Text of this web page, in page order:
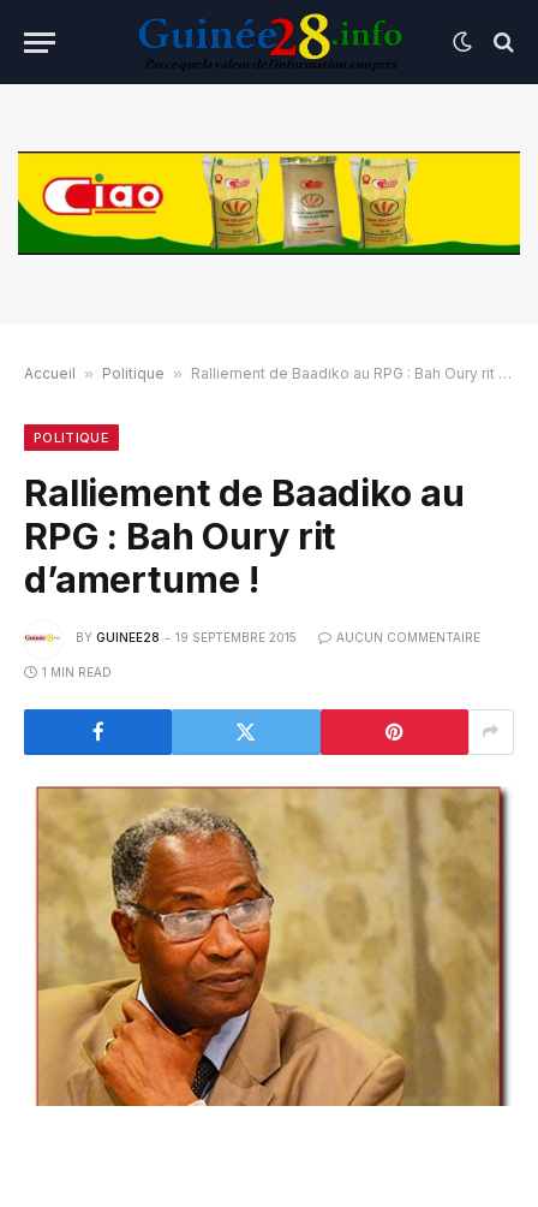
Accueil » Politique » Ralliement de Baadiko au RPG : Bah Oury rit d’amertume !
POLITIQUE
Ralliement de Baadiko au
RPG : Bah Oury rit
d’amertume !
BY GUINEE28 19 SEPTEMBRE 2015 AUCUN COMMENTAIRE
1 MIN READ